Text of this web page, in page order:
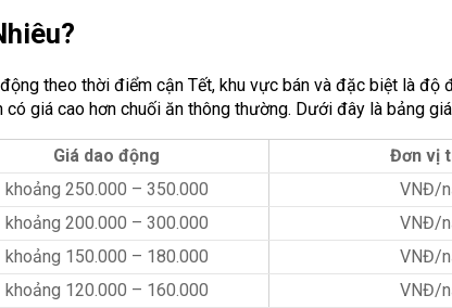
theo thời điểm cận Tết, khu vực bán và đặc biệt là độ
giá cao hơn chuối ăn thông thường. Dưới đây là bảng
Giá dao động
Đơn vị
khoảng 250.000 – 350.000
VNĐ/
khoảng 200.000 – 300.000
VNĐ/
khoảng 150.000 – 180.000
VNĐ/
khoảng 120.000 – 160.000 VNĐ/